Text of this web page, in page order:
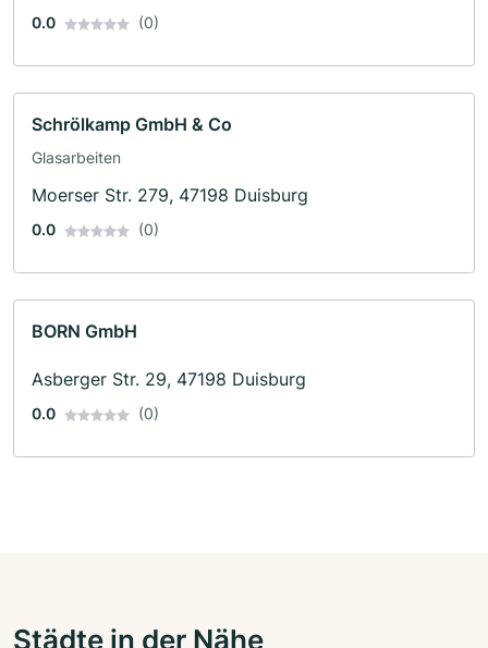
0.0 (0)
Schrölkamp GmbH & Co
Glasarbeiten
Moerser Str. 279, 47198 Duisburg
0.0 (0)
BORN GmbH
Asberger Str. 29, 47198 Duisburg
0.0 (0)
Städte in der Nähe